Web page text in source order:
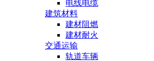
电线电缆
建筑材料
建材阻燃
建材耐火
交通运输
轨道车辆